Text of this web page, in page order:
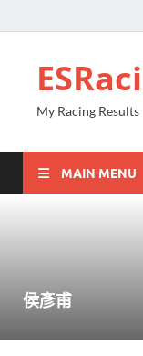
My Racing Results
MAIN MENU
侯彥甫